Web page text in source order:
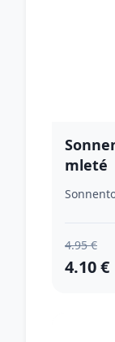
mleté
4.95 €
4.10 €